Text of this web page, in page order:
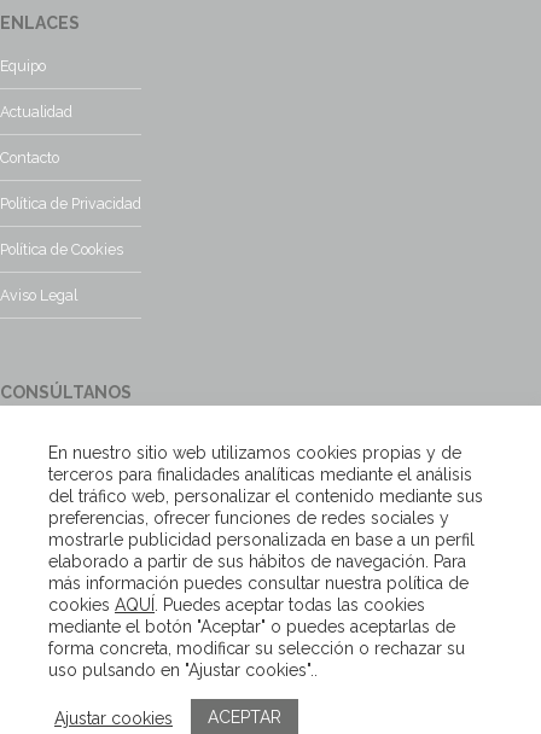
ENLACES
Equipo
Actualidad
Contacto
Política de Privacidad
Política de Cookies
Aviso Legal
CONSÚLTANOS
encantados
Escríbenos
Copyright – Van Beveren 2020
En nuestro sitio web utilizamos cookies propias y de
terceros para finalidades analíticas mediante el análisis
del tráfico web, personalizar el contenido mediante sus
preferencias, ofrecer funciones de redes sociales y
mostrarle publicidad personalizada en base a un perfil
elaborado a partir de sus hábitos de navegación. Para
más información puedes consultar nuestra política de
cookies AQUÍ
. Puedes aceptar todas las cookies
mediante el botón "Aceptar" o puedes aceptarlas de
forma concreta, modificar su selección o rechazar su
uso pulsando en "Ajustar cookies"..
Ajustar cookies ACEPTAR